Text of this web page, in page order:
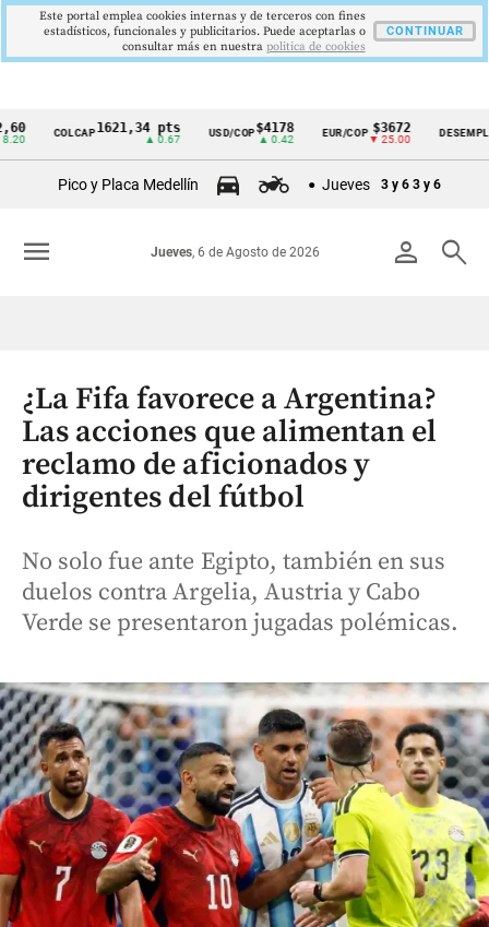
Cintillo
Colombia
COLCAP1621,34 pts
▲ 0.67
USD/COP$4178
▲ 0.42
EUR/COP $3672
▼ 25.00
DESEMPLEO
▼
Pico y Placa Medellín Jueves 3 y 6 3 y 6
person search
Jueves, 6 de Agosto de 2026
menu
¿La Fifa favorece a Argentina?
Las acciones que alimentan el
reclamo de aficionados y
dirigentes del fútbol
No solo fue ante Egipto, también en sus
duelos contra Argelia, Austria y Cabo
Verde se presentaron jugadas polémicas.
Este portal emplea cookies internas y de terceros con fines
estadísticos, funcionales y publicitarios. Puede aceptarlas o
consultar más en nuestra politica de cookies
CONTINUAR